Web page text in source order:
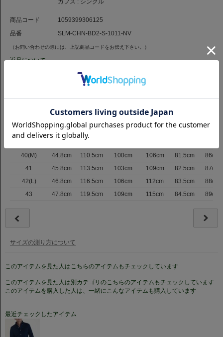
商品コード
1059399306125
品番
SLM-CHN-BD2-S-1011-NV
（お問い合わせの際には、上記商品コードをお伝え下さい。）
返品について
42.8cm 103.5cm 92cm 97cm
38(S)
43.3cm 105.5cm 94.5cm 100cm 80cm
84cm
43.8cm 107.5cm
40(M)
44.8cm 110.5cm 100cm 106cm 81.5cm
86cm
41
45.8cm 113.5cm 103cm 109cm 82.5cm
87cm
42(L)
46.8cm 116.5cm 106cm 112cm 83.5cm
88cm
43
47.8cm 119.5cm 109cm 115cm 84.5cm 89cm
サイズの測り方について
このアイテムを見た人はこちらのアイテムもチェックしています
このアイテムを見た人は別カテゴリのこちらのアイテムもチェックしています
このアイテムを購入した人は、一緒にこんなアイテムも購入しています
最近チェックしたアイテム